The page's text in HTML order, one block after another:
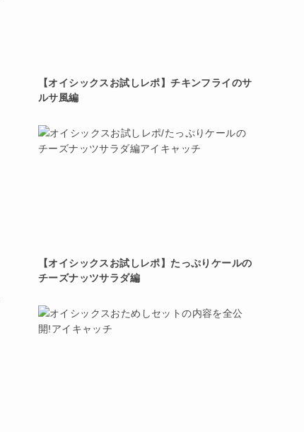
【オイシックスお試しレポ】チキンフライのサ
ルサ風編
【オイシックスお試しレポ】たっぷりケールの
チーズナッツサラダ編